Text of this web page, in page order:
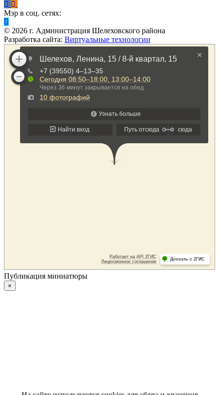
Мэр в соц. сетях:
© 2026 г. Администрация Шелеховского района
Разработка сайта: Виртуальные технологии
Публикация миниатюры
×